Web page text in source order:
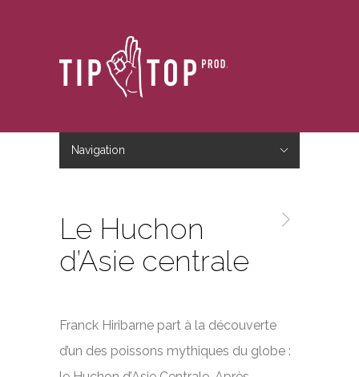
Navigation
Le Huchon
d’Asie centrale
Franck Hiribarne part à la découverte
d’un des poissons mythiques du globe :